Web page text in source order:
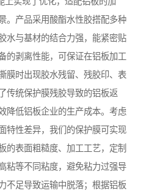
。产品采用酸酯水性胶搭配多种
水与基材的结合力强，能紧密贴
的剥离性能，可保证在铝板加工
膜时出现胶水残留、残胶印、表
传统保护膜残胶导致的铝板返
降低铝板企业的生产成本。考虑
特性差异，我们的保护膜可实现
的表面粗糙度、加工工艺，定制
粘等不同粘度，避免粘力过强导
不足导致运输中脱落；根据铝板